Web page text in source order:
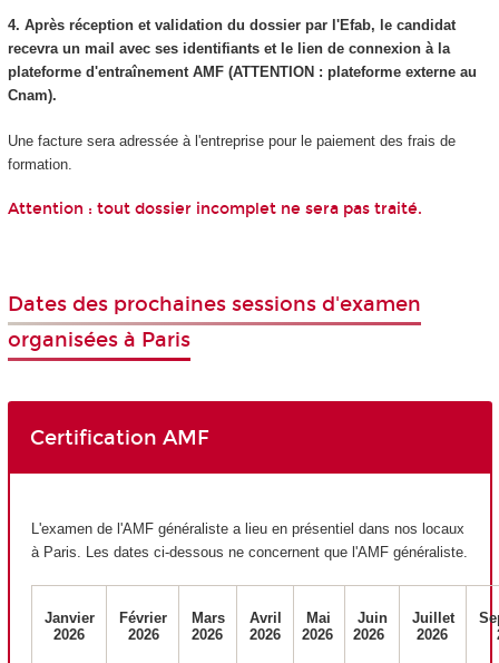
4. Après réception et validation du dossier par l'Efab, le candidat
recevra un mail avec ses identifiants et le lien de connexion à la
plateforme d'entraînement AMF (ATTENTION : plateforme externe au
Cnam).
Une facture sera adressée à l'entreprise pour le paiement des frais de
formation.
Attention : tout dossier incomplet ne sera pas traité.
Dates des prochaines sessions d'examen
organisées à Paris
Certification AMF
L'examen de l'AMF généraliste a lieu en présentiel dans nos locaux
à Paris. Les dates ci-dessous ne concernent que l'AMF généraliste.
Janvier
2026
Février
2026
Mars
2026
Avril
2026
Mai
2026
Juin
2026
Juillet
2026